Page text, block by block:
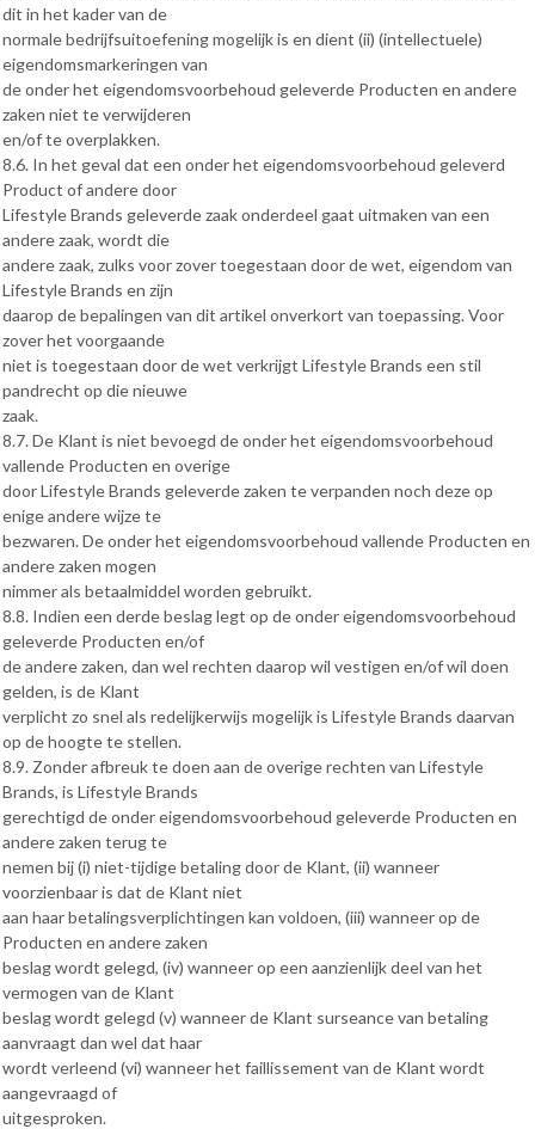
dit in het kader van de
normale bedrijfsuitoefening mogelijk is en dient (ii) (intellectuele)
eigendomsmarkeringen van
de onder het eigendomsvoorbehoud geleverde Producten en andere
zaken niet te verwijderen
en/of te overplakken.
8.6. In het geval dat een onder het eigendomsvoorbehoud geleverd
Product of andere door
Lifestyle Brands geleverde zaak onderdeel gaat uitmaken van een
andere zaak, wordt die
andere zaak, zulks voor zover toegestaan door de wet, eigendom van
Lifestyle Brands en zijn
daarop de bepalingen van dit artikel onverkort van toepassing. Voor
zover het voorgaande
niet is toegestaan door de wet verkrijgt Lifestyle Brands een stil
pandrecht op die nieuwe
zaak.
8.7. De Klant is niet bevoegd de onder het eigendomsvoorbehoud
vallende Producten en overige
door Lifestyle Brands geleverde zaken te verpanden noch deze op
enige andere wijze te
bezwaren. De onder het eigendomsvoorbehoud vallende Producten en
andere zaken mogen
nimmer als betaalmiddel worden gebruikt.
8.8. Indien een derde beslag legt op de onder eigendomsvoorbehoud
geleverde Producten en/of
de andere zaken, dan wel rechten daarop wil vestigen en/of wil doen
gelden, is de Klant
verplicht zo snel als redelijkerwijs mogelijk is Lifestyle Brands daarvan
op de hoogte te stellen.
8.9. Zonder afbreuk te doen aan de overige rechten van Lifestyle
Brands, is Lifestyle Brands
gerechtigd de onder eigendomsvoorbehoud geleverde Producten en
andere zaken terug te
nemen bij (i) niet-tijdige betaling door de Klant, (ii) wanneer
voorzienbaar is dat de Klant niet
aan haar betalingsverplichtingen kan voldoen, (iii) wanneer op de
Producten en andere zaken
beslag wordt gelegd, (iv) wanneer op een aanzienlijk deel van het
vermogen van de Klant
beslag wordt gelegd (v) wanneer de Klant surseance van betaling
aanvraagt dan wel dat haar
wordt verleend (vi) wanneer het faillissement van de Klant wordt
aangevraagd of
uitgesproken.